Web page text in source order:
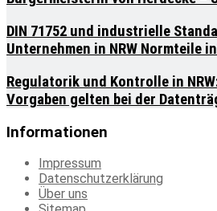
DIN 71752 und industrielle
Unternehmen in NRW Normteile
Regulatorik und Kontrolle in
Vorgaben gelten bei der
Informationen
Impressum
Datenschutzerklärung
Über uns